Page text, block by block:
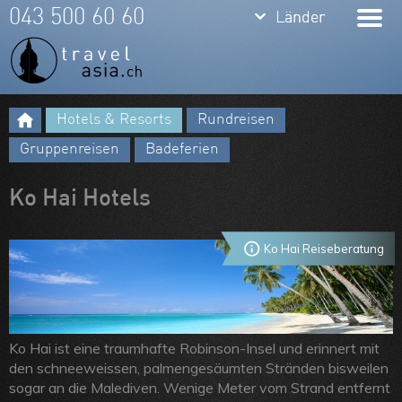
Meine Favoriten
Team
Über uns
Feedbacks
Kontakt
ARVB
keyboard_arrow_down Länder
Indonesien
Kambodscha
Burma
Philippinen
Malaysia
Singapore
keyboard_arrow_down Länder
043 500 60 60
Hotels & Resorts
Rundreisen
Gruppenreisen
Badeferien
Ko Hai Hotels
Ko Hai Reiseberatung
Ko Hai ist eine traumhafte Robinson-Insel und erinnert mit
den schneeweissen, palmengesäumten Stränden bisweilen
sogar an die Malediven. Wenige Meter vom Strand entfernt